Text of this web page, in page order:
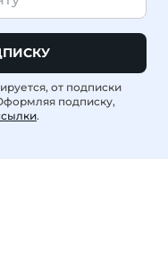
от подписки
подписку,
.